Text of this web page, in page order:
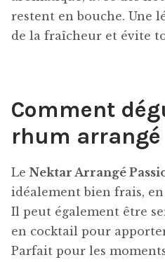
restent en bouche. Une
de la fraîcheur et évite
Comment
rhum arrangé
Le Nektar Arrangé
idéalement bien frais,
Il peut également être
en cocktail pour
Parfait pour les